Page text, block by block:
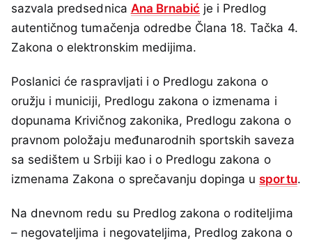
sazvala predsednica Ana Brnabić je i Predlog
autentičnog tumačenja odredbe Člana 18. Tačka 4.
Zakona o elektronskim medijima.
Poslanici će raspravljati i o Predlogu zakona o
oružju i municiji, Predlogu zakona o izmenama i
dopunama Krivičnog zakonika, Predlogu zakona o
pravnom položaju međunarodnih sportskih saveza
sa sedištem u Srbiji kao i o Predlogu zakona o
izmenama Zakona o sprečavanju dopinga usportu.
Na dnevnom redu su Predlog zakona o roditeljima
– negovateljima i negovateljima, Predlog zakona o